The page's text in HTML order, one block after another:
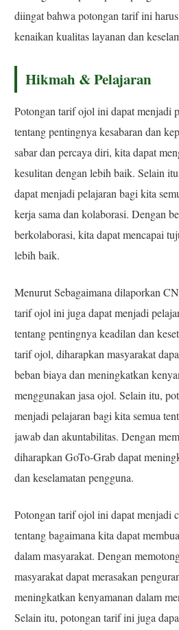
diingat bahwa potongan tarif ini
kenaikan kualitas layanan dan
Hikmah & Pelajaran
Potongan tarif ojol ini dapat menjadi
tentang pentingnya kesabaran dan
sabar dan percaya diri, kita dapat
kesulitan dengan lebih baik. Selain
dapat menjadi pelajaran bagi kita
kerja sama dan kolaborasi. Dengan
berkolaborasi, kita dapat mencapai
lebih baik.
Menurut Sebagaimana dilaporkan
tarif ojol ini juga dapat menjadi
tentang pentingnya keadilan dan
tarif ojol, diharapkan masyarakat
beban biaya dan meningkatkan
menggunakan jasa ojol. Selain itu,
menjadi pelajaran bagi kita semua
jawab dan akuntabilitas. Dengan
diharapkan GoTo-Grab dapat
dan keselamatan pengguna.
Potongan tarif ojol ini dapat menjadi
tentang bagaimana kita dapat
dalam masyarakat. Dengan
masyarakat dapat merasakan
meningkatkan kenyamanan dalam
Selain itu, potongan tarif ini juga